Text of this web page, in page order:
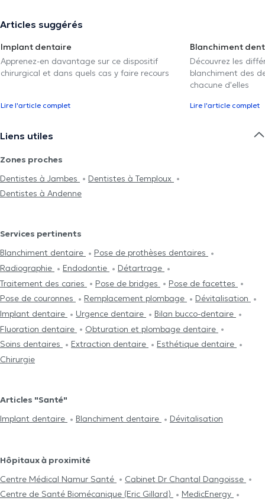
Articles suggérés
Implant dentaire
Apprenez-en davantage sur ce dispositif
chirurgical et dans quels cas y faire recours
Lire l'article complet
Blanchiment
Découvrez les
blanchiment des
chacune d'elles
Lire l'article complet
Liens utiles
Zones proches
Dentistes à Jambes
Dentistes à Temploux
Dentistes à Andenne
Services pertinents
Blanchiment dentaire
Pose de prothèses dentaires
Radiographie
Endodontie
Détartrage
Traitement des caries
Pose de bridges
Pose de facettes
Pose de couronnes
Remplacement plombage
Dévitalisation
Implant dentaire
Urgence dentaire
Bilan bucco-dentaire
Fluoration dentaire
Obturation et plombage dentaire
Soins dentaires
Extraction dentaire
Esthétique dentaire
Chirurgie
Articles "Santé"
Implant dentaire
Blanchiment dentaire Dévitalisation
Hôpitaux à proximité
Centre Médical Namur Santé
Cabinet Dr Chantal Dangoisse
Centre de Santé Biomécanique (Eric Gillard)
MedicEnergy